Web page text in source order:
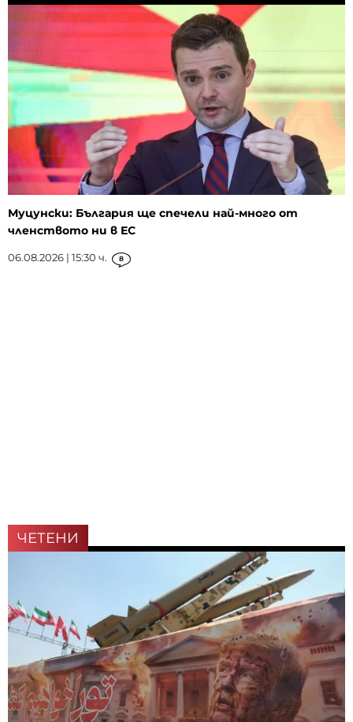
Муцунски: България ще спечели най-много от
членството ни в ЕС
06.08.2026 | 15:30 ч. 8
ЧЕТЕНИ